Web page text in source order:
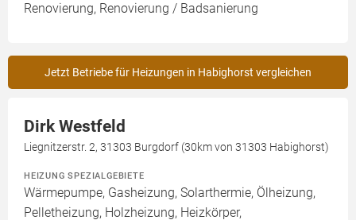
Renovierung, Renovierung / Badsanierung
Jetzt Betriebe für Heizungen in Habighorst vergleichen
Dirk Westfeld
Liegnitzerstr. 2, 31303 Burgdorf (30km von 31303 Habighorst)
HEIZUNG SPEZIALGEBIETE
Wärmepumpe, Gasheizung, Solarthermie, Ölheizung,
Pelletheizung, Holzheizung, Heizkörper,